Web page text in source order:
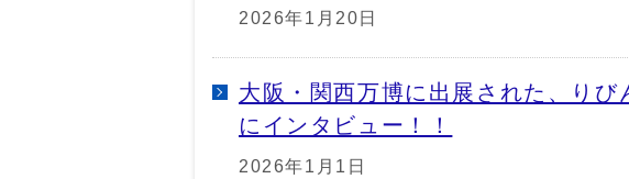
2026年1月20日
大阪・関西万博に出展された、りび
にインタビュー！！
2026年1月1日